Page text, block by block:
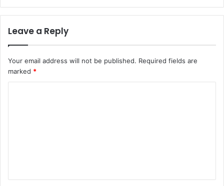
Leave a Reply
Your email address will not be published. Required fields are
marked *